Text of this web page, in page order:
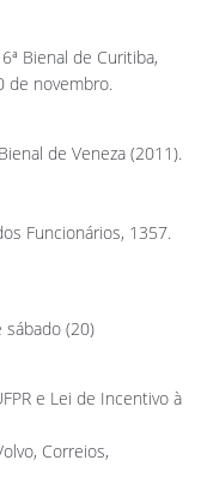
Bienal de Curitiba,
de novembro.
de Veneza (2011).
Funcionários, 1357.
(20)
e Lei de Incentivo à
Correios,